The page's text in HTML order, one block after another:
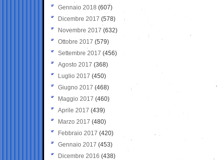
Gennaio 2018 (607)
Dicembre 2017 (578)
Novembre 2017 (632)
Ottobre 2017 (579)
Settembre 2017 (456)
Agosto 2017 (368)
Luglio 2017 (450)
Giugno 2017 (468)
Maggio 2017 (460)
Aprile 2017 (439)
Marzo 2017 (480)
Febbraio 2017 (420)
Gennaio 2017 (453)
Dicembre 2016 (438)